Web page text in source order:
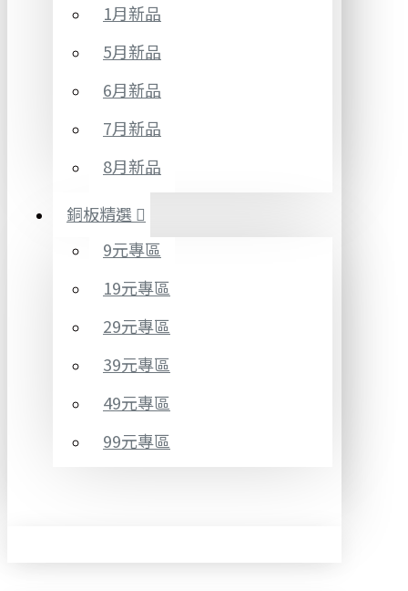
1月新品
5月新品
6月新品
7月新品
8月新品
銅板精選
9元專區
19元專區
29元專區
39元專區
49元專區
99元專區